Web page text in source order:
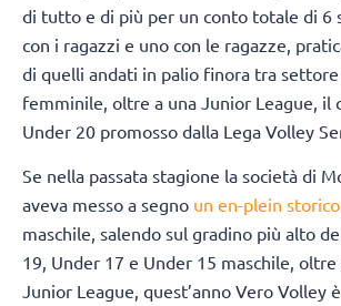
di tutto e di più per un conto totale di 6
con i ragazzi e uno con le ragazze,
di quelli andati in palio finora tra settore
femminile, oltre a una Junior League, il
Under 20 promosso dalla Lega Volley
Se nella passata stagione la società di
aveva messo a segno un en-plein storico
maschile, salendo sul gradino più alto
19, Under 17 e Under 15 maschile,
Junior League, quest’anno Vero Volley